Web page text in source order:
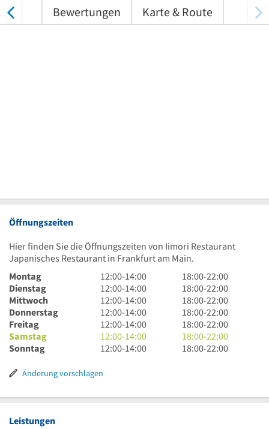
Bewertungen Karte & Route
Öffnungszeiten
Hier finden Sie die Öffnungszeiten von Iimori Restaurant
Japanisches Restaurant in Frankfurt am Main.
Montag
12
Uhr
bis
14
Uhr
12:00-14:00
18
Uhr
bis
22
Uhr
18:00-22:00
Dienstag
12
Uhr
bis
14
Uhr
12:00-14:00
18
Uhr
bis
22
Uhr
18:00-22:00
Mittwoch
12
Uhr
bis
14
Uhr
12:00-14:00
18
Uhr
bis
22
Uhr
18:00-22:00
Donnerstag
12
Uhr
bis
14
12:00-14:00
18
Uhr
bis
22
18:00-22:00
Freitag
12
Uhr
bis
Uhr
12:00-14:00
18
Uhr
bis
18:00-22:00
Samstag
12
Uhr
14
12:00-14:00
18
Uhr
18:00-22:00
Sonntag
12
bis
Uhr
12:00-14:00
18
Uhr
18:00-22:00
Änderung vorschlagen
Leistungen